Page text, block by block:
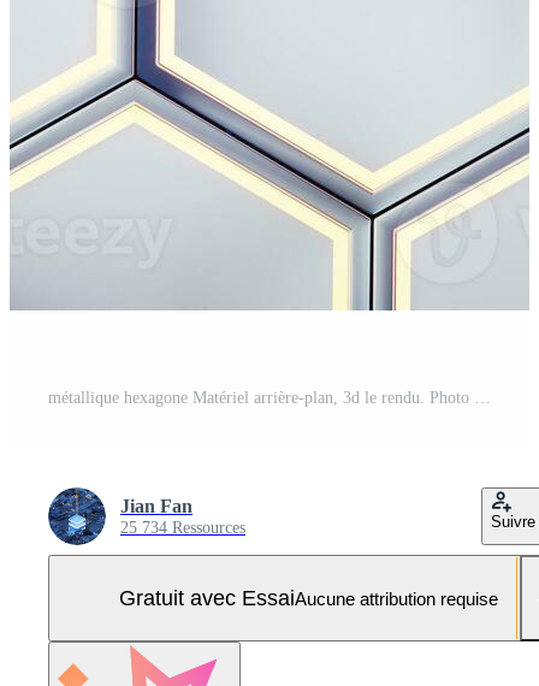
métallique hexagone Matériel arrière-plan, 3d le rendu. Photo Pro
Jian Fan
25 734 Ressources Suivre
Gratuit avec EssaiAucune attribution requise